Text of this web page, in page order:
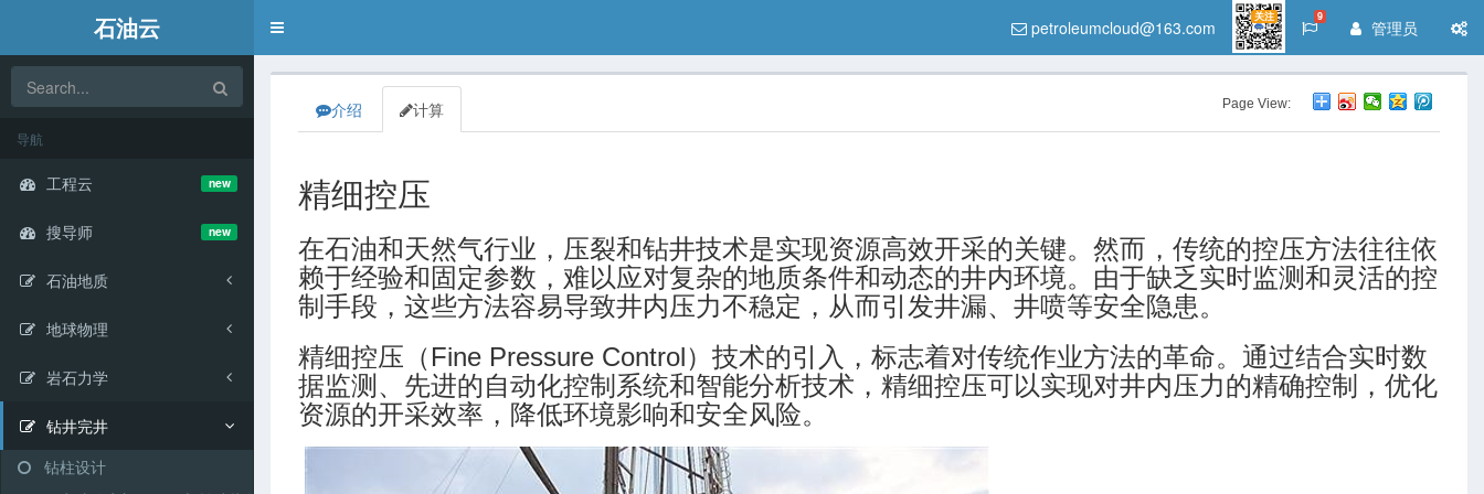
石油云
Toggle
petroleumcloud@163.com
关注 9
管理员
导航
工程云 new
搜导师 new
石油地质
地球物理
岩石力学
钻井完井
钻柱设计
介绍 计算 Page View:
精细控压
在石油和天然气行业，压裂和钻井技术是实现资源高效开采的关键。然而，传统的控压方法往往依
赖于经验和固定参数，难以应对复杂的地质条件和动态的井内环境。由于缺乏实时监测和灵活的控
制手段，这些方法容易导致井内压力不稳定，从而引发井漏、井喷等安全隐患。
精细控压（Fine Pressure Control）技术的引入，标志着对传统作业方法的革命。通过结合实时数
据监测、先进的自动化控制系统和智能分析技术，精细控压可以实现对井内压力的精确控制，优化
资源的开采效率，降低环境影响和安全风险。